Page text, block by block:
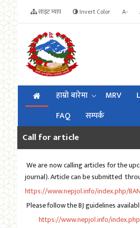
साइट म्याप Invert Color A-
हाम्रो बारेमा MRV
FAQ
सम्पर्क
Call for article
We are now calling articles for the
journal). Article can be submitted
https://www.nepjol.info/index.php/
Please follow the BJ guidelines
https://www.nepjol.info/